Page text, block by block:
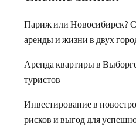
Париж или Новосибирск?
аренды и жизни в двух
Аренда квартиры в
туристов
Инвестирование в
рисков и выгод для